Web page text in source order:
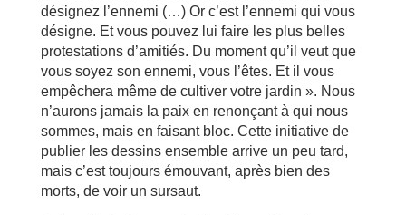
désignez l’ennemi (…) Or c’est l’ennemi qui vous
désigne. Et vous pouvez lui faire les plus belles
protestations d’amitiés. Du moment qu’il veut que
vous soyez son ennemi, vous l’êtes. Et il vous
empêchera même de cultiver votre jardin ». Nous
n’aurons jamais la paix en renonçant à qui nous
sommes, mais en faisant bloc. Cette initiative de
publier les dessins ensemble arrive un peu tard,
mais c’est toujours émouvant, après bien des
morts, de voir un sursaut.